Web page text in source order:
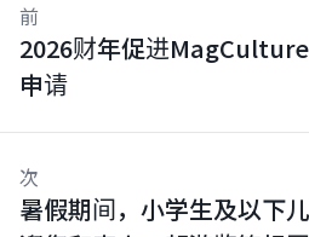
前
2026财年促进
申请
次
暑假期间，小学生及以下